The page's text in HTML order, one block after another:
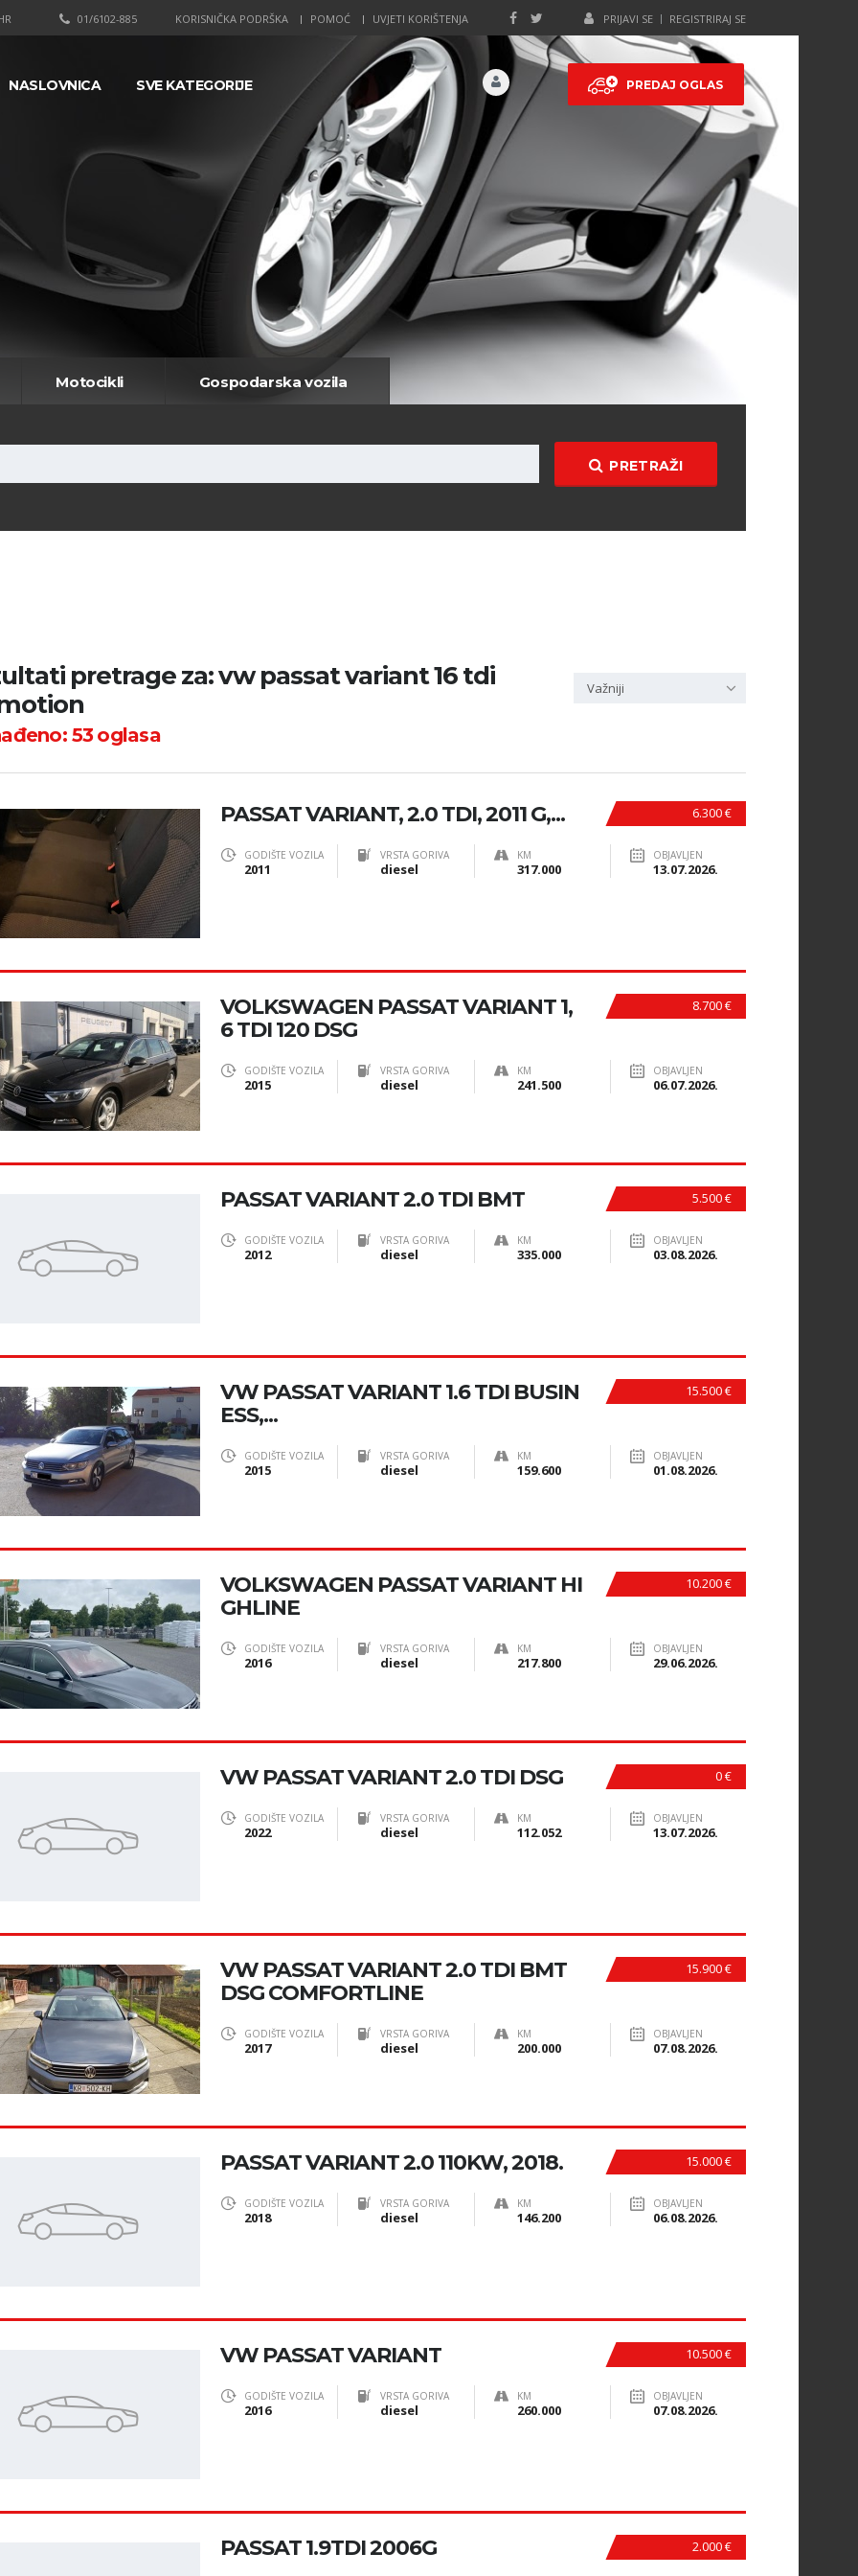
PRIJAVI SE REGISTRIRAJ SE
KORISNIČKA PODRŠKA POMOĆ UVJETI KORIŠTENJA
01/6102-885
PREDAJ OGLAS
NASLOVNICA SVE KATEGORIJE
Motocikli Gospodarska vozila
PRETRAŽI
pretrage za: vw passat variant 16 tdi
53oglasa
Važniji
6.300 €
PASSAT VARIANT, 2.0 TDI, 2011 G,...
GODIŠTE VOZILA
2011
VRSTA GORIVA
diesel
KM
317.000
OBJAVLJEN
13.07.2026.
8.700 €
VOLKSWAGEN PASSAT VARIANT 1,
6 TDI 120 DSG
GODIŠTE VOZILA
2015
VRSTA GORIVA
diesel
KM
241.500
OBJAVLJEN
06.07.2026.
5.500 €
PASSAT VARIANT 2.0 TDI BMT
GODIŠTE VOZILA
2012
VRSTA GORIVA
diesel
KM
335.000
OBJAVLJEN
03.08.2026.
15.500 €
VW PASSAT VARIANT 1.6 TDI BUSIN
ESS,...
GODIŠTE VOZILA
2015
VRSTA GORIVA
diesel
KM
159.600
OBJAVLJEN
01.08.2026.
10.200 €
VOLKSWAGEN PASSAT VARIANT HI
GHLINE
GODIŠTE VOZILA
2016
VRSTA GORIVA
diesel
KM
217.800
OBJAVLJEN
29.06.2026.
0 €
VW PASSAT VARIANT 2.0 TDI DSG
GODIŠTE VOZILA
2022
VRSTA GORIVA
diesel
KM
112.052
OBJAVLJEN
13.07.2026.
15.900 €
VW PASSAT VARIANT 2.0 TDI BMT
DSG COMFORTLINE
GODIŠTE VOZILA
2017
VRSTA GORIVA
diesel
KM
200.000
OBJAVLJEN
07.08.2026.
15.000 €
PASSAT VARIANT 2.0 110KW, 2018.
GODIŠTE VOZILA
2018
VRSTA GORIVA
diesel
KM
146.200
OBJAVLJEN
06.08.2026.
10.500 €
VW PASSAT VARIANT
GODIŠTE VOZILA
2016
VRSTA GORIVA
diesel
KM
260.000
OBJAVLJEN
07.08.2026.
2.000 €
PASSAT 1.9TDI 2006G